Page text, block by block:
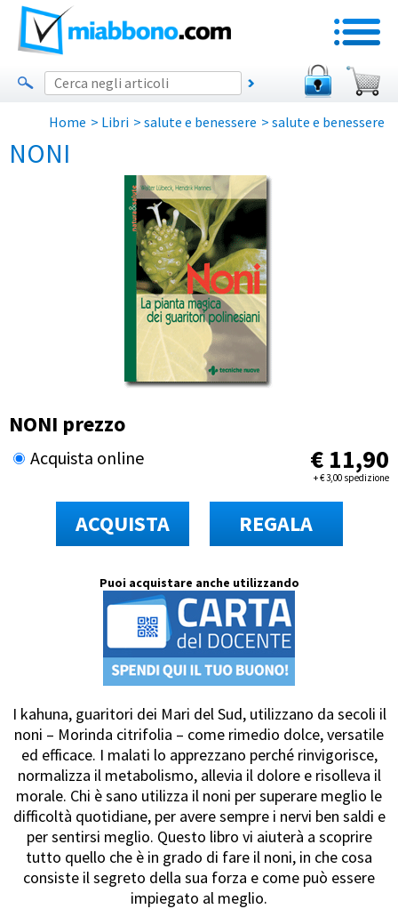
Home > Libri > salute e benessere > salute e benessere
NONI
NONI prezzo
Acquista online € 11,90
+€3,00 spedizione
ACQUISTA REGALA
Puoi acquistare anche utilizzando
I kahuna, guaritori dei Mari del Sud, utilizzano da secoli il
noni – Morinda citrifolia – come rimedio dolce, versatile
ed efficace. I malati lo apprezzano perché rinvigorisce,
normalizza il metabolismo, allevia il dolore e risolleva il
morale. Chi è sano utilizza il noni per superare meglio le
difficoltà quotidiane, per avere sempre i nervi ben saldi e
per sentirsi meglio. Questo libro vi aiuterà a scoprire
tutto quello che è in grado di fare il noni, in che cosa
consiste il segreto della sua forza e come può essere
impiegato al meglio.